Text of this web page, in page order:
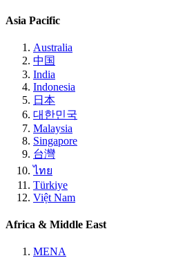
Asia Pacific
Australia
中国
India
Indonesia
日本
대한민국
Malaysia
Singapore
台灣
ไทย
Türkiye
Việt Nam
Africa & Middle East
MENA